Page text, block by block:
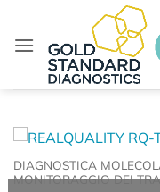
contenuti
DIAGNOSTICA
MONITORAGGIO DEI